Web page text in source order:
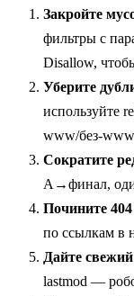
Закройте
фильтры с
Disallow,
Уберите
используйте
www/без-
Сократите
A→финал,
Почините
по ссылкам в
Дайте
lastmod —